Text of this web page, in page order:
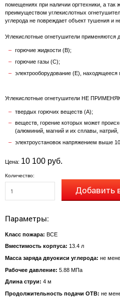
помещениях при наличии оргтехники, а
преимуществом углекислотных
углерода не повреждает объект тушения и
Углекислотные огнетушители
горючие жидкости (В);
горючие газы (С);
электрооборудование (Е), находящееся
Углекислотные огнетушители НЕ
твердых горючих веществ (А);
веществ, горение которых может
(алюминий, магний и их сплавы, натрий,
электроустановок напряжением выше
Цена: 10 100 руб.
Количество:
Добавить
Параметры:
Класс пожара: ВСЕ
Вместимость корпуса: 13.4 л
Масса заряда двуокиси углерода: не
Рабочее давление: 5.88 МПа
Длина струи: 4 м
Продолжительность подачи ОТВ: не